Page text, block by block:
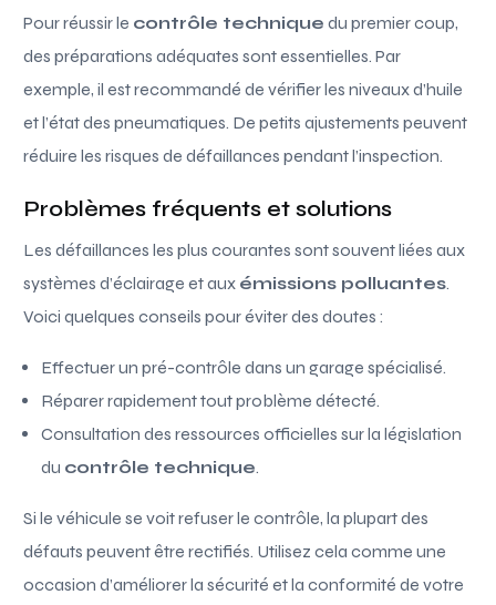
Pour réussir le contrôle technique du premier coup,
des préparations adéquates sont essentielles. Par
exemple, il est recommandé de vérifier les niveaux d’huile
et l’état des pneumatiques. De petits ajustements peuvent
réduire les risques de défaillances pendant l’inspection.
Problèmes fréquents et solutions
Les défaillances les plus courantes sont souvent liées aux
systèmes d’éclairage et aux émissions polluantes.
Voici quelques conseils pour éviter des doutes :
Effectuer un pré-contrôle dans un garage spécialisé.
Réparer rapidement tout problème détecté.
Consultation des ressources officielles sur la législation
du contrôle technique.
Si le véhicule se voit refuser le contrôle, la plupart des
défauts peuvent être rectifiés. Utilisez cela comme une
occasion d’améliorer la sécurité et la conformité de votre